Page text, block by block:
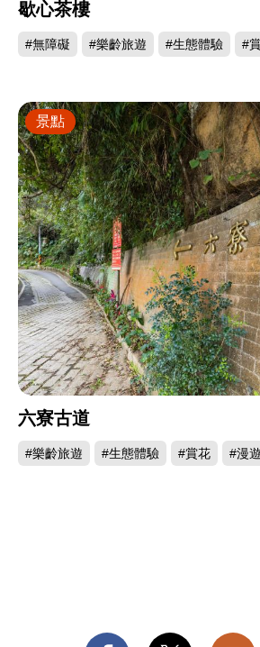
歇心茶樓
#無障礙 #樂齡旅遊 #生態體驗 #
六寮古道
#樂齡旅遊 #生態體驗 #賞花 #漫
景點